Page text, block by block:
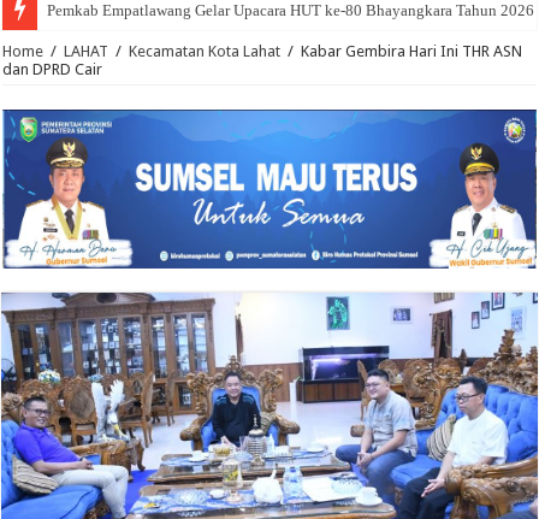
Pemkab Empatlawang Gelar Upacara HUT ke-80 Bhayangkara Tahun 2026
Home / LAHAT / Kecamatan Kota Lahat / Kabar Gembira Hari Ini THR ASN
dan DPRD Cair